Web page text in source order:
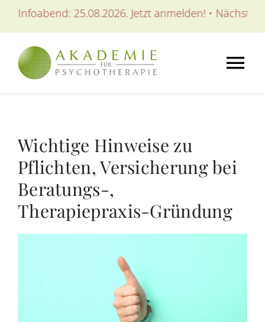
Zum
Inhalt
springen
25.08.2026. Jetzt anmelden! • Nächster
AUSBILDUNGEN
WEITERBILDUNGEN
Wichtige Hinweise zu
Pflichten, Versicherung bei
Beratungs-,
Therapiepraxis-Gründung